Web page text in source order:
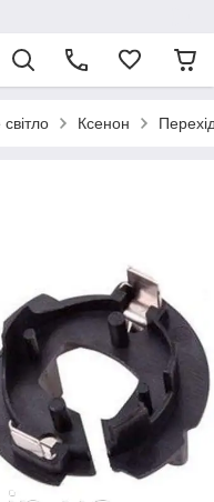
Ксенон